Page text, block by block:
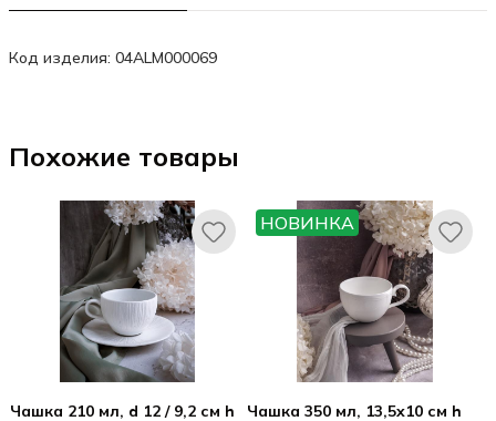
Код изделия: 04ALM000069
Похожие товары
Чашка 210 мл, d 12 / 9,2 см h
НОВИНКА
Чашка 350 мл, 13,5x10 см h